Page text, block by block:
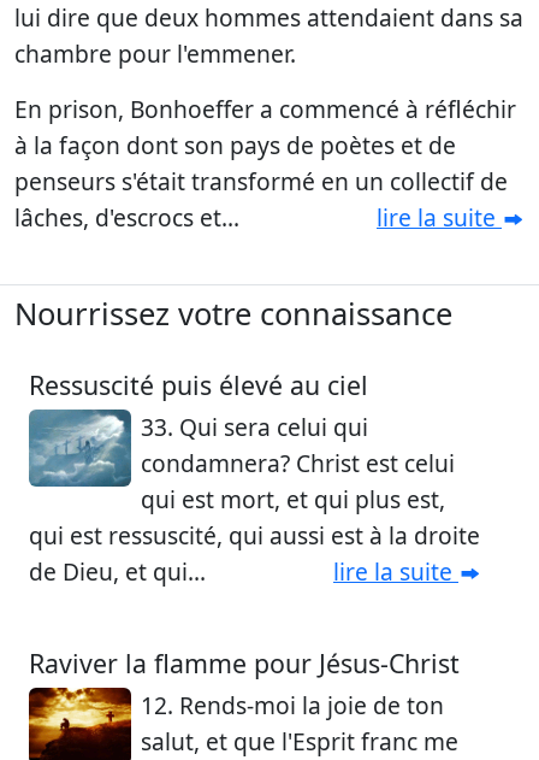
lui dire que deux hommes attendaient dans sa
chambre pour l'emmener.
En prison, Bonhoeffer a commencé à réfléchir
à la façon dont son pays de poètes et de
penseurs s'était transformé en un collectif de
lâches, d'escrocs et...
lire la suite
Nourrissez votre connaissance
Ressuscité puis élevé au ciel
33. Qui sera celui qui
condamnera? Christ est celui
qui est mort, et qui plus est,
qui est ressuscité, qui aussi est à la droite
de Dieu, et qui...
lire la suite
Raviver la flamme pour Jésus-Christ
12. Rends-moi la joie de ton
salut, et que l'Esprit franc me